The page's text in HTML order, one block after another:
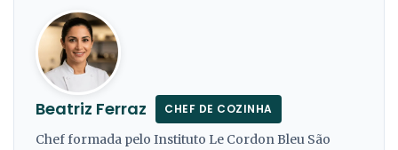
Beatriz Ferraz CHEF DE COZINHA
Chef formada pelo Instituto Le Cordon Bleu São